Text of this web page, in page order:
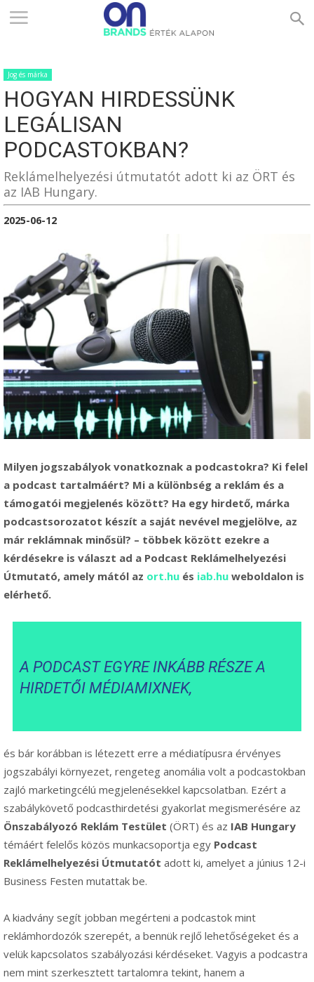
ONBRANDS
–
ÉRTÉK
ALAPON
Jog és márka
HOGYAN HIRDESSÜNK
LEGÁLISAN
PODCASTOKBAN?
Reklámelhelyezési útmutatót adott ki az ÖRT és
az IAB Hungary.
2025-06-12
Milyen jogszabályok vonatkoznak a podcastokra? Ki felel
a podcast tartalmáért? Mi a különbség a reklám és a
támogatói megjelenés között? Ha egy hirdető, márka
podcastsorozatot készít a saját nevével megjelölve, az
már reklámnak minősül? – többek között ezekre a
kérdésekre is választ ad a Podcast Reklámelhelyezési
Útmutató, amely mától az ort.hu és iab.hu weboldalon is
elérhető.
A PODCAST EGYRE INKÁBB RÉSZE A
HIRDETŐI MÉDIAMIXNEK,
és bár korábban is létezett erre a médiatípusra érvényes
jogszabályi környezet, rengeteg anomália volt a podcastokban
zajló marketingcélú megjelenésekkel kapcsolatban. Ezért a
szabálykövető podcasthirdetési gyakorlat megismerésére az
Önszabályozó Reklám Testület (ÖRT) és az IAB Hungary
témáért felelős közös munkacsoportja egy Podcast
Reklámelhelyezési Útmutatót adott ki, amelyet a június 12-i
Business Festen mutattak be.
A kiadvány segít jobban megérteni a podcastok mint
reklámhordozók szerepét, a bennük rejlő lehetőségeket és a
velük kapcsolatos szabályozási kérdéseket. Vagyis a podcastra
nem mint szerkesztett tartalomra tekint, hanem a